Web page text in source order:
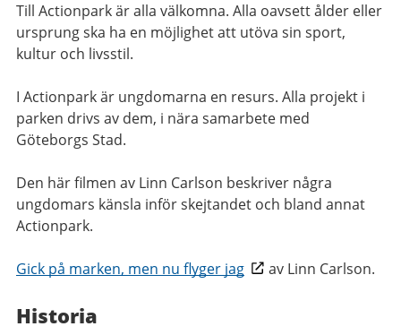
Till Actionpark är alla välkomna. Alla oavsett ålder eller
ursprung ska ha en möjlighet att utöva sin sport,
kultur och livsstil.
I Actionpark är ungdomarna en resurs. Alla projekt i
parken drivs av dem, i nära samarbete med
Göteborgs Stad.
Den här filmen av Linn Carlson beskriver några
ungdomars känsla inför skejtandet och bland annat
Actionpark.
Gick på marken, men nu flyger jag av Linn Carlson.
Historia